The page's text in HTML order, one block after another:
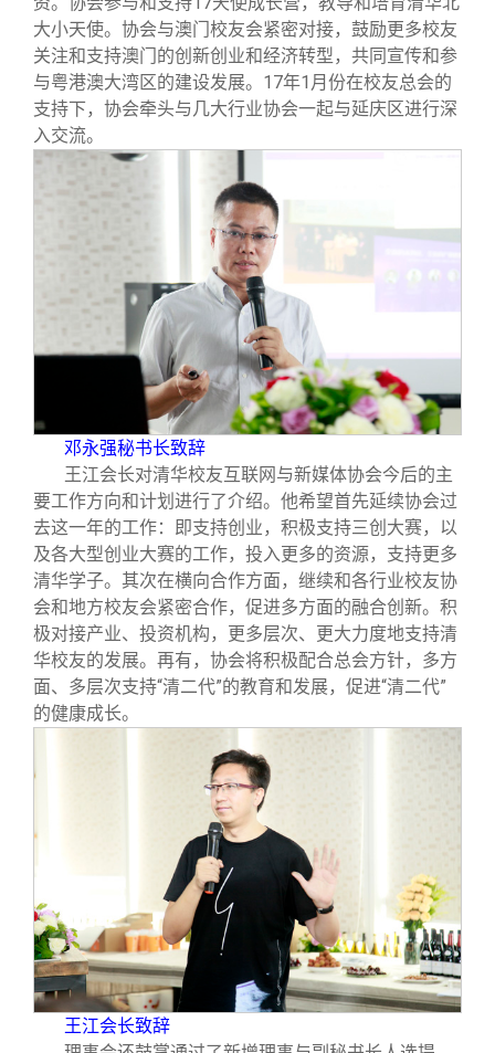
大小天使。协会与澳门校友会紧密对接，鼓励更多校友
关注和支持澳门的创新创业和经济转型，共同宣传和参
与粤港澳大湾区的建设发展。17年1月份在校友总会的
支持下，协会牵头与几大行业协会一起与延庆区进行深
入交流。
邓永强秘书长致辞
王江会长对清华校友互联网与新媒体协会今后的主
要工作方向和计划进行了介绍。他希望首先延续协会过
去这一年的工作：即支持创业，积极支持三创大赛，以
及各大型创业大赛的工作，投入更多的资源，支持更多
清华学子。其次在横向合作方面，继续和各行业校友协
会和地方校友会紧密合作，促进多方面的融合创新。积
极对接产业、投资机构，更多层次、更大力度地支持清
华校友的发展。再有，协会将积极配合总会方针，多方
面、多层次支持“清二代”的教育和发展，促进“清二代”
的健康成长。
王江会长致辞